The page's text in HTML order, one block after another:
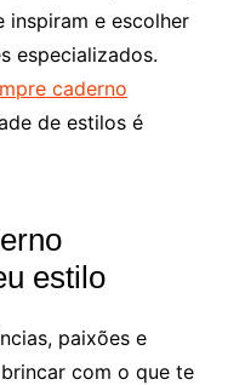
inspiram e escolher
especializados.
caderno
de estilos é
estilo
paixões e
com o que te